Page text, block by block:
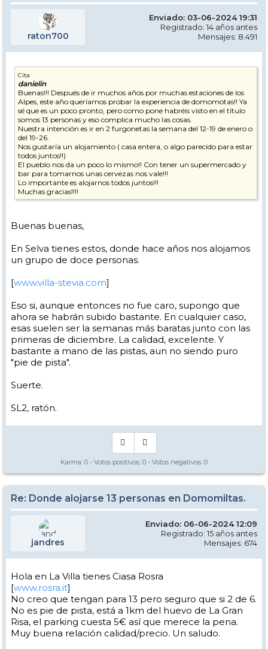
raton700
Enviado: 03-06-2024 19:31
Registrado: 14 años antes
Mensajes: 8.491
Cita
danielin
Buenas!!! Después de ir muchos años por muchas estaciones de los
Alpes, este año queríamos probar la experiencia de domomotas!! Ya
sé que es un poco pronto, pero como pone habréis visto en el título
somos 13 personas y eso complica mucho las cosas.
Nuestra intención es ir en 2 furgonetas la semana del 12-19 de enero o
del 19-26.
Nos gustaría un alojamiento ( casa entera, o algo parecido para estar
todos juntos!!)
El pueblo nos da un poco lo mismo!! Con tener un supermercado y
bar para tomarnos unas cervezas nos vale!!!
Lo importante es alojarnos todos juntos!!!
Muchas gracias!!!!
Buenas buenas,
En Selva tienes estos, donde hace años nos alojamos
un grupo de doce personas.
[www.villa-stevia.com]
Eso si, aunque entonces no fue caro, supongo que
ahora se habrán subido bastante. En cualquier caso,
esas suelen ser la semanas más baratas junto con las
primeras de diciembre. La calidad, excelente. Y
bastante a mano de las pistas, aun no siendo puro
"pie de pista".
Suerte.
SL2, ratón.
Karma: 0 - Votos positivos: 0 - Votos negativos: 0
Re: Donde alojarse 13 personas en Domomiltas.
jandres
Enviado: 06-06-2024 12:09
Registrado: 15 años antes
Mensajes: 674
Hola en La Villa tienes Ciasa Rosra
[www.rosra.it]
No creo que tengan para 13 pero seguro que si 2 de 6.
No es pie de pista, está a 1km del huevo de La Gran
Risa, el parking cuesta 5€ así que merece la pena.
Muy buena relación calidad/precio. Un saludo.